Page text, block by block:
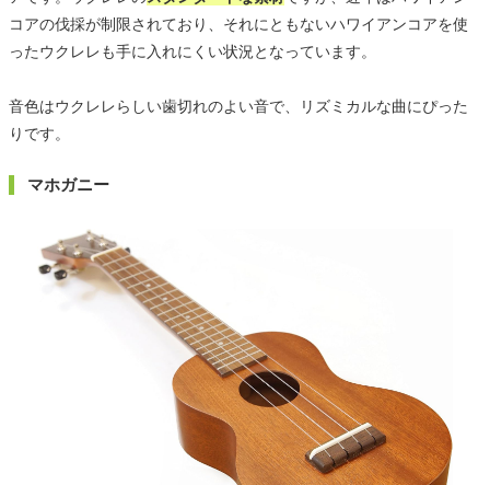
コアの伐採が制限されており、それにともないハワイアンコアを使
ったウクレレも手に入れにくい状況となっています。
音色はウクレレらしい歯切れのよい音で、リズミカルな曲にぴった
りです。
マホガニー